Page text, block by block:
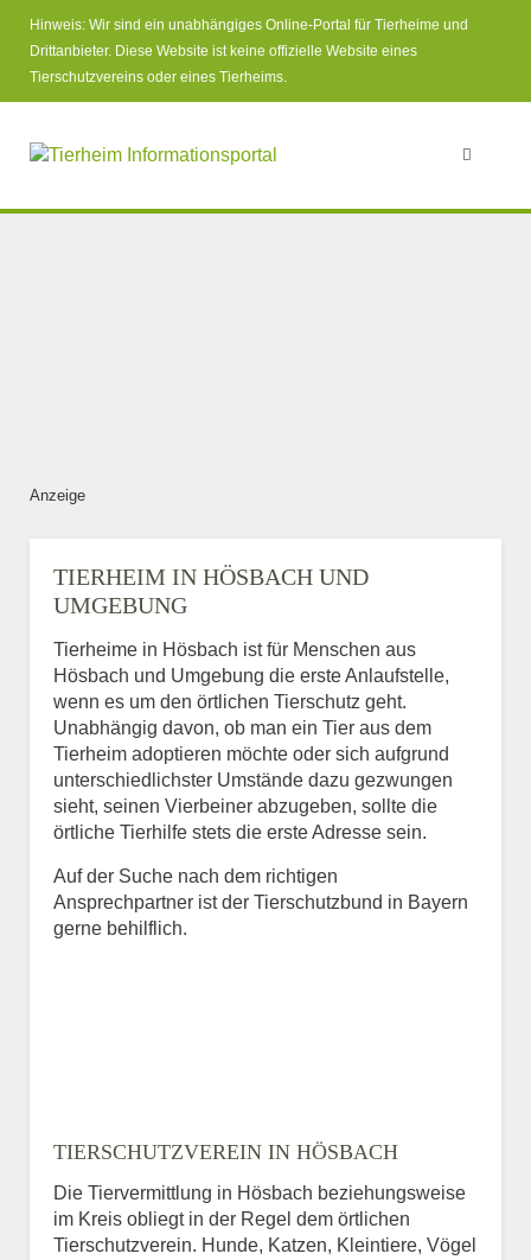
Hinweis: Wir sind ein unabhängiges Online-Portal für Tierheime und
Drittanbieter. Diese Website ist keine offizielle Website eines
Tierschutzvereins oder eines Tierheims.
Anzeige
TIERHEIM IN HÖSBACH UND
UMGEBUNG
Tierheime in Hösbach ist für Menschen aus
Hösbach und Umgebung die erste Anlaufstelle,
wenn es um den örtlichen Tierschutz geht.
Unabhängig davon, ob man ein Tier aus dem
Tierheim adoptieren möchte oder sich aufgrund
unterschiedlichster Umstände dazu gezwungen
sieht, seinen Vierbeiner abzugeben, sollte die
örtliche Tierhilfe stets die erste Adresse sein.
Auf der Suche nach dem richtigen
Ansprechpartner ist der Tierschutzbund in Bayern
gerne behilflich.
TIERSCHUTZVEREIN IN HÖSBACH
Die Tiervermittlung in Hösbach beziehungsweise
im Kreis obliegt in der Regel dem örtlichen
Tierschutzverein. Hunde, Katzen, Kleintiere, Vögel